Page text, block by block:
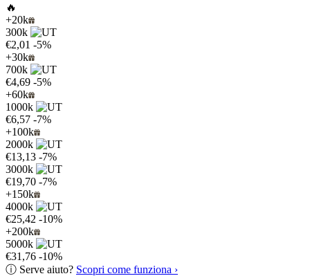
🔥
+20k
300k
€2,01 -5%
+30k
700k
€4,69 -5%
+60k
1000k
€6,57 -7%
+100k
2000k
€13,13 -7%
3000k
€19,70 -7%
+150k
4000k
€25,42 -10%
+200k
5000k
€31,76 -10%
ⓘ Serve aiuto? Scopri come funziona ›